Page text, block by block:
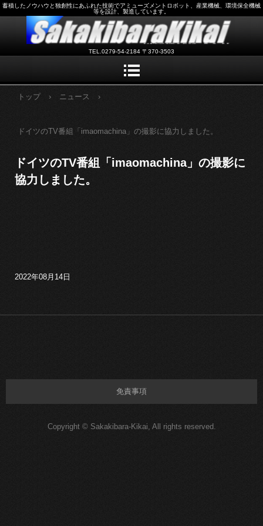
蓄積したノウハウと独創性にあふれた技術でアミューズメントロボット、産業機械、環境保全機械
等を設計、製造しています。
TEL.0279-54-2184 〒370-3503
トップ › ニュース ›
ドイツのTV番組「imaomachina」の撮影に協力しました。
ドイツのTV番組「imaomachina」の撮影に
協力しました。
2022年08月14日
免責事項
Copyright © Sakakibara-Kikai, All rights reserved.